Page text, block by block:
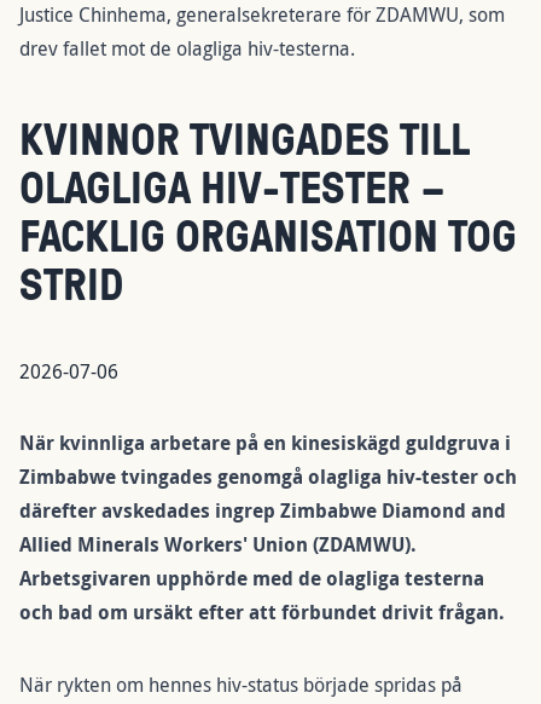
Justice Chinhema, generalsekreterare för ZDAMWU, som
drev fallet mot de olagliga hiv-testerna.
KVINNOR TVINGADES TILL
OLAGLIGA HIV-TESTER –
FACKLIG ORGANISATION TOG
STRID
2026-07-06
När kvinnliga arbetare på en kinesiskägd guldgruva i
Zimbabwe tvingades genomgå olagliga hiv-tester och
därefter avskedades ingrep Zimbabwe Diamond and
Allied Minerals Workers' Union (ZDAMWU).
Arbetsgivaren upphörde med de olagliga testerna
och bad om ursäkt efter att förbundet drivit frågan.
När rykten om hennes hiv-status började spridas på